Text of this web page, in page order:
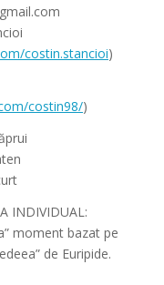
costin.stancioi)
costin98/)
INDIVIDUAL:
moment bazat pe
de Euripide.